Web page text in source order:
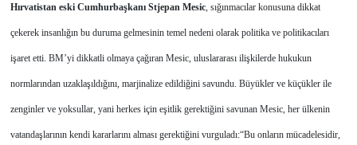
Hırvatistan eski Cumhurbaşkanı Stjepan Mesic, sığınmacılar konusuna dikkat
çekerek insanlığın bu duruma gelmesinin temel nedeni olarak politika ve politikacıları
işaret etti. BM’yi dikkatli olmaya çağıran Mesic, uluslararası ilişkilerde hukukun
normlarından uzaklaşıldığını, marjinalize edildiğini savundu. Büyükler ve küçükler ile
zenginler ve yoksullar, yani herkes için eşitlik gerektiğini savunan Mesic, her ülkenin
vatandaşlarının kendi kararlarını alması gerektiğini vurguladı:“Bu onların mücadelesidir,